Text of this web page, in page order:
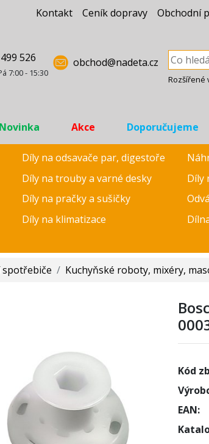
Kontakt Ceník dopravy Obchodní
526
7:00 - 15:30
obchod@nadeta.cz
Rozšířené
Novinka Akce Doporučujeme
Díly na odsavače par, digestoře
Díly na trouby a varné desky Díly
Díly na pračky a sušičky
Díly na klimatizace
spotřebiče / Kuchyňské roboty, mixéry,
Kód
EAN: